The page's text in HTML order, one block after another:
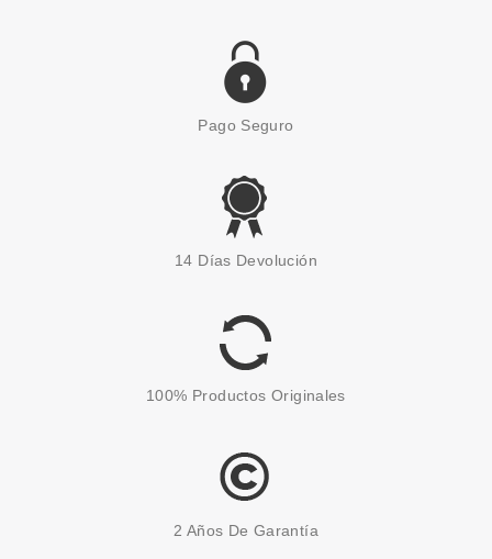
Pago Seguro
14 Días Devolución
100% Productos Originales
2 Años De Garantía